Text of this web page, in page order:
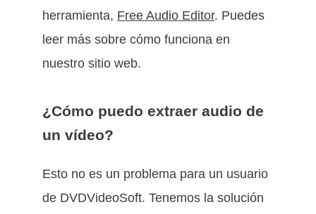
herramienta, Free Audio Editor. Puedes
leer más sobre cómo funciona en
nuestro sitio web.
¿Cómo puedo extraer audio de
un vídeo?
Esto no es un problema para un usuario
de DVDVideoSoft. Tenemos la solución